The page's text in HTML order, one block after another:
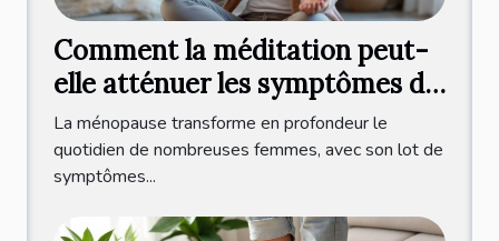
Comment la méditation peut-
elle atténuer les symptômes de
la ménopause ?
La ménopause transforme en profondeur le
quotidien de nombreuses femmes, avec son lot de
symptômes...